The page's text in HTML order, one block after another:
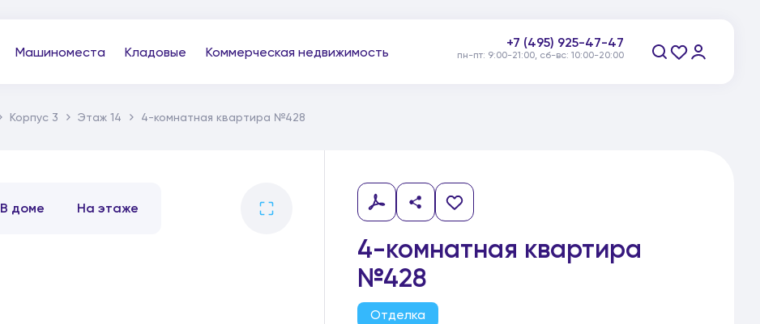
Машиноместа Кладовые Коммерческая недвижимость
+7 (495) 925-47-47
пн-пт: 9:00-21:00, сб-вс: 10:00-20:00
Заказать звонок
Корпус 3 Этаж 14 4-комнатная квартира №428
4-комнатная квартира
№428
Отделка
В доме На этаже